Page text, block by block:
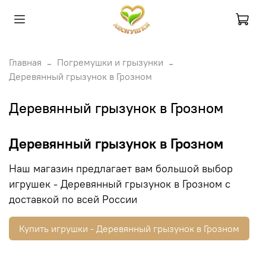
Главная
Погремушки и грызунки
Деревянный грызунок в Грозном
Деревянный грызунок в Грозном
Деревянный грызунок в Грозном
Наш магазин предлагает вам большой выбор
игрушек - Деревянный грызунок в Грозном с
доставкой по всей России
Купить игрушки - Деревянный грызунок в Грозном